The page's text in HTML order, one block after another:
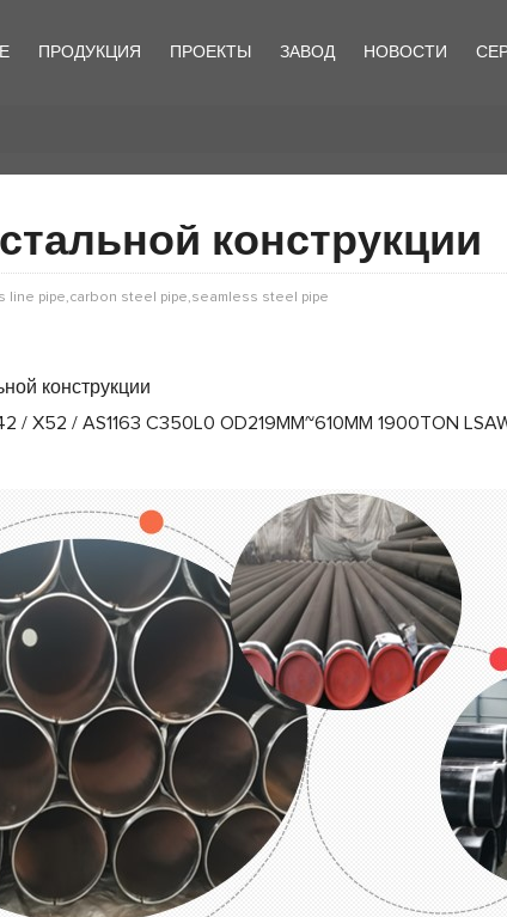
ПРОДУКЦИЯ ПРОЕКТЫ ЗАВОД НОВОСТИ
конструкции
line pipe,carbon steel pipe,seamless steel pipe
конструкции
X52 / AS1163 C350L0 OD219MM~610MM 1900TON